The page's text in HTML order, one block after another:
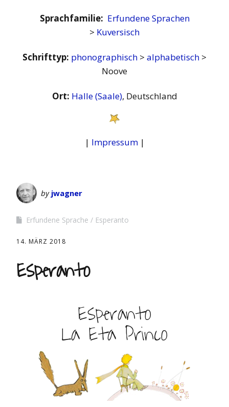
Sprachfamilie: Erfundene Sprachen
> Kuversisch
Schrifttyp: phonographisch > alphabetisch >
Noove
Ort: Halle (Saale), Deutschland
| Impressum|
by jwagner
Erfundene Sprache Esperanto
14. MÄRZ 2018
Esperanto
Esperanto
La Eta Princo